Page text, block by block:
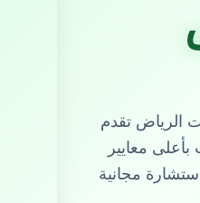
الرياض تقدم
معايير
مجانية